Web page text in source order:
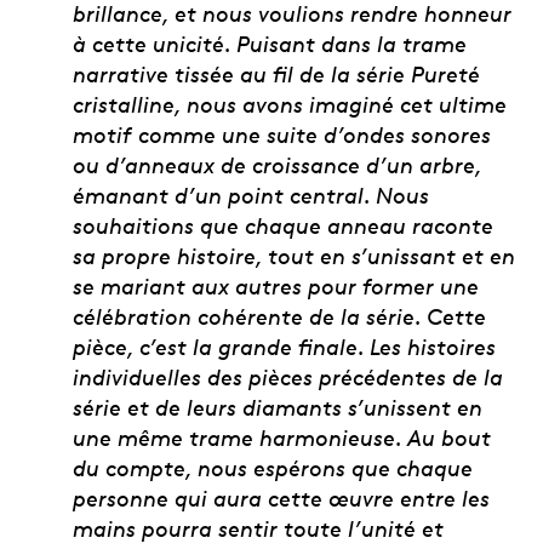
brillance, et nous voulions rendre honneur
à cette unicité. Puisant dans la trame
narrative tissée au fil de la série Pureté
cristalline, nous avons imaginé cet ultime
motif comme une suite d’ondes sonores
ou d’anneaux de croissance d’un arbre,
émanant d’un point central. Nous
souhaitions que chaque anneau raconte
sa propre histoire, tout en s’unissant et en
se mariant aux autres pour former une
célébration cohérente de la série. Cette
pièce, c’est la grande finale. Les histoires
individuelles des pièces précédentes de la
série et de leurs diamants s’unissent en
une même trame harmonieuse. Au bout
du compte, nous espérons que chaque
personne qui aura cette œuvre entre les
mains pourra sentir toute l’unité et